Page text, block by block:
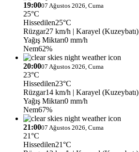
19:0007 Ağustos 2026, Cuma
25°C
Hissedilen25°C
Rüzgar27 km/h | Karayel (Kuzeybatı)
Yağış Miktarı0 mm/h
Nem62%
20:0007 Ağustos 2026, Cuma
23°C
Hissedilen23°C
Rüzgar14 km/h | Karayel (Kuzeybatı)
Yağış Miktarı0 mm/h
Nem67%
21:0007 Ağustos 2026, Cuma
21°C
Hissedilen21°C